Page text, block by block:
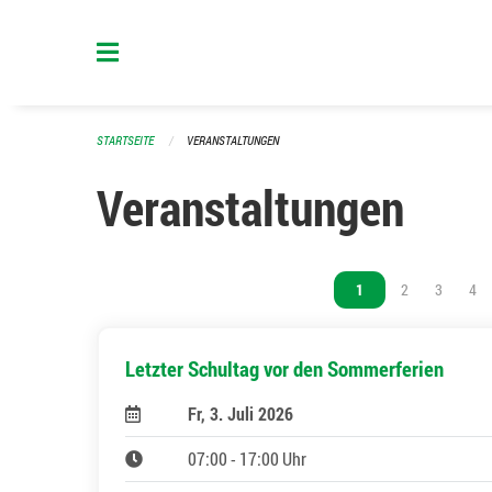
STARTSEITE VERANSTALTUNGEN
Veranstaltungen
Vous êtes sur la page
1 Vous êtes sur la
2 Vous
3 4
Letzter Schultag vor den Sommerferien
Fr, 3. Juli 2026
07:00 - 17:00 Uhr